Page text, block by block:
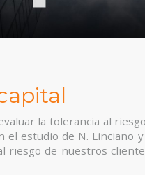
la tolerancia al
estudio de N. Linciano y
riesgo de nuestros